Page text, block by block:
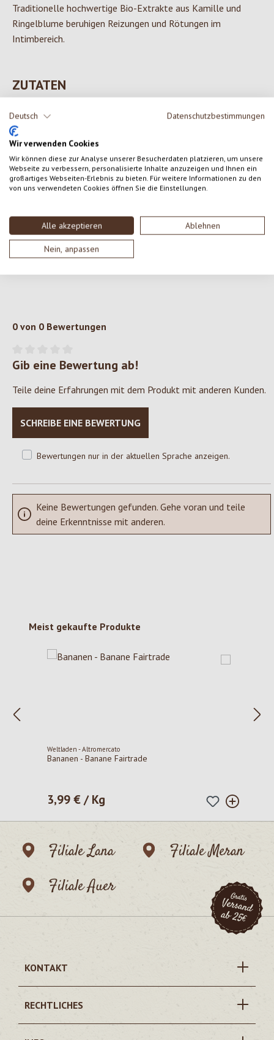
Deutsch Datenschutzbestimmungen
Wir verwenden Cookies
Wir können diese zur Analyse unserer Besucherdaten platzieren, um unsere
Webseite zu verbessern, personalisierte Inhalte anzuzeigen und Ihnen ein
großartiges Webseiten-Erlebnis zu bieten. Für weitere Informationen zu den
von uns verwendeten Cookies öffnen Sie die Einstellungen.
Alle akzeptieren Ablehnen
Nein, anpassen
Traditionelle hochwertige Bio-Extrakte aus Kamille und
Ringelblume beruhigen Reizungen und Rötungen im
Intimbereich.
ZUTATEN
Glycerin, Wasser, Lacto-Intensiv Wirkkomplex*, Trinkalkohol,
waschaktive Substanz auf Kokos/Zucker Basis, waschaktive
Aminosäure, waschaktive Substanz auf pflanzl. Basis,
Milchsäure, pflanzlicher Rückfetter, Ringelblumen-Extrakt*,
Kamillen-Extrakt*, natürlicher Vanille-Extrakt, natürliches
Bergamottöl, natürlicher Verdicker, mehrwertiger höherer
* aus kontrolliert biologischem Anbau
** aus pflanzlicher Herkunft
0 von 0 Bewertungen
Durchschnittliche Bewertung von 0 von 5 Sternen
Gib eine Bewertung ab!
Teile deine Erfahrungen mit dem Produkt mit anderen Kunden.
SCHREIBE EINE BEWERTUNG
Bewertungen nur in der aktuellen Sprache anzeigen.
Keine Bewertungen gefunden. Gehe voran und teile
deine Erkenntnisse mit anderen.
Produktgalerie überspringen
Meist gekaufte Produkte
Weltladen - Altromercato
Bananen - Banane Fairtrade
Regulärer Preis:
3,99 € / Kg
Filiale Lana
Filiale Meran
Filiale Auer
KONTAKT
RECHTLICHES